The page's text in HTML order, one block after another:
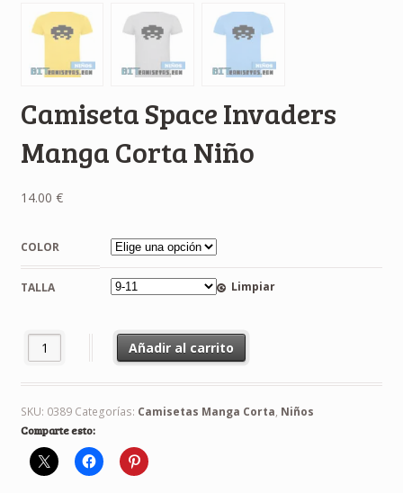
Camiseta Space Invaders
Manga Corta Niño
14.00 €
COLOR
TALLA Limpiar
Camiseta Space Invaders Manga Corta Niño cantidad
Añadir al carrito
SKU: 0389 Categorías: Camisetas Manga Corta, Niños
Comparte esto: